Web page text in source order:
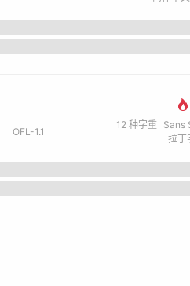
OFL-1.1
12 种字重
Sans
拉丁